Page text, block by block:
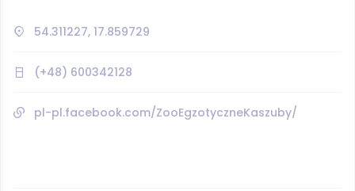
54.311227, 17.859729
(+48) 600342128
pl-pl.facebook.com/ZooEgzotyczneKaszuby/